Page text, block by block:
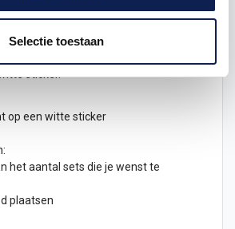
Selectie toestaan
per stuk)
sticker.
op een witte sticker
het aantal sets die je wenst te
plaatsen